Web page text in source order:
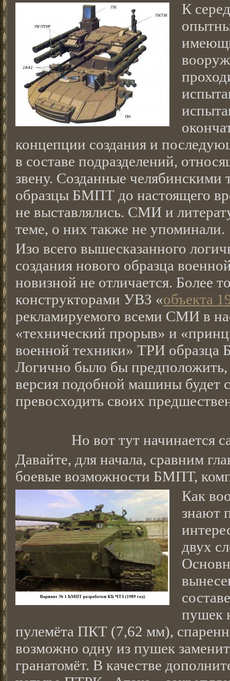
К
концепции создания и
в составе подразделений,
звену. Созданные челябинскими
образцы БМПТ до настоящего
не выставлялись. СМИ и
теме, о них также не упоминали.
Изо всего вышесказанного
создания нового образца
новизной не отличается. Более
конструкторами УВЗ «объекта
рекламируемого всеми СМИ в
«технический прорыв» и
военной техники» ТРИ
Логично было бы предположить,
версия подобной машины будет
превосходить своих
Но вот тут начинается
Давайте, для начала, сравним
боевые возможности БМПТ,
Как
знают
двух
пушек
пулемёта ПКТ (7,62 мм),
возможно одну из пушек
гранатомёт. В качестве